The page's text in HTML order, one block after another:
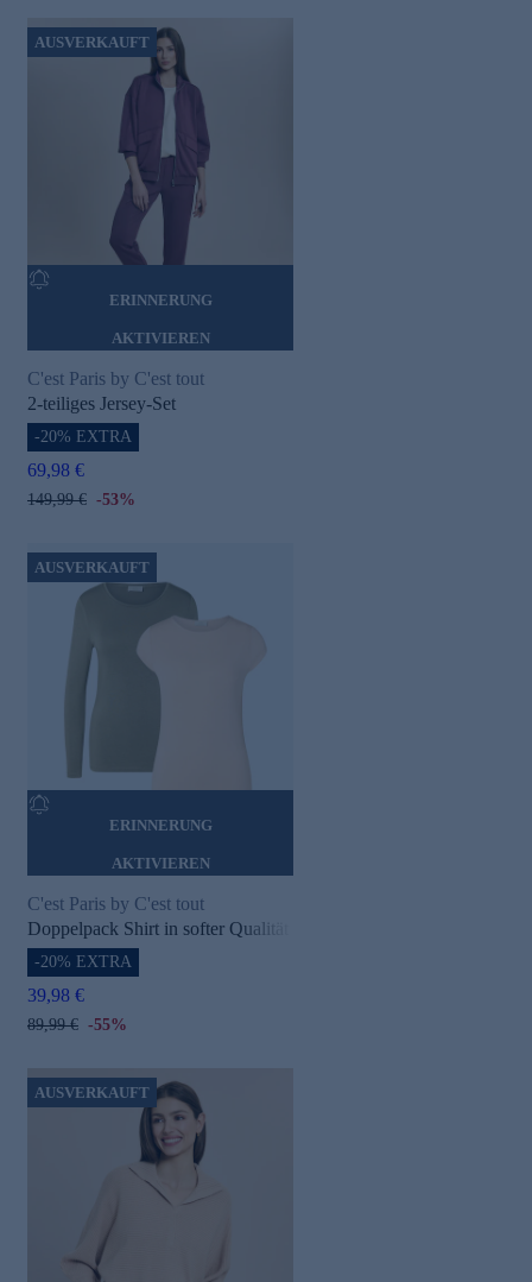
AUSVERKAUFT
ERINNERUNG
AKTIVIEREN
C'est Paris by C'est tout
2-teiliges Jersey-Set
-20% EXTRA
69,98 €
149,99 € -53%
AUSVERKAUFT
ERINNERUNG
AKTIVIEREN
C'est Paris by C'est tout
Doppelpack Shirt in softer Qualität
-20% EXTRA
39,98 €
89,99 € -55%
AUSVERKAUFT